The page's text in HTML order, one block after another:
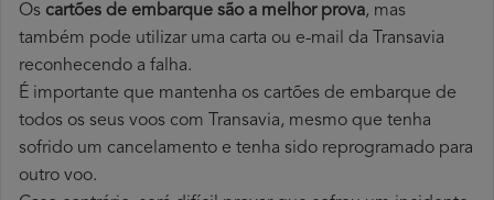
Os cartões de embarque são a melhor prova, mas
também pode utilizar uma carta ou e-mail da Transavia
reconhecendo a falha.
É importante que mantenha os cartões de embarque de
todos os seus voos com Transavia, mesmo que tenha
sofrido um cancelamento e tenha sido reprogramado para
outro voo.